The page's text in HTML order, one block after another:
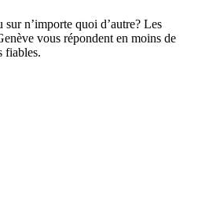
n’importe quoi d’autre? Les
vous répondent en moins de
fiables.